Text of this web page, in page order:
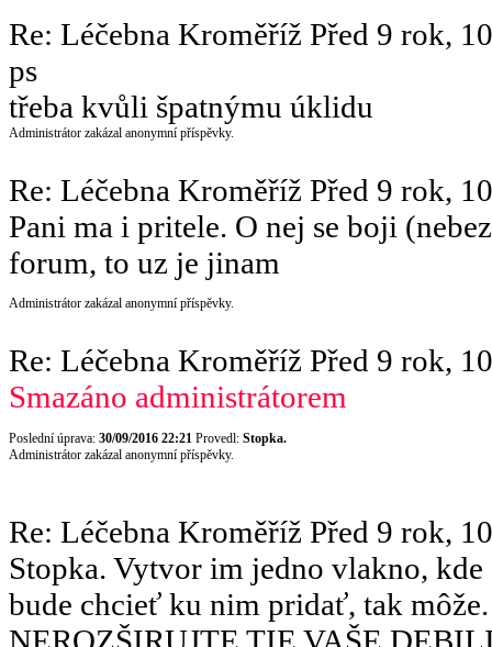
Re: Léčebna Kroměříž Před 9 rok,
ps
třeba kvůli špatnýmu úklidu
Administrátor zakázal anonymní příspěvky.
Re: Léčebna Kroměříž Před 9 rok,
Pani ma i pritele. O nej se boji
forum, to uz je jinam
Administrátor zakázal anonymní příspěvky.
Re: Léčebna Kroměříž Před 9 rok,
Smazáno administrátorem
Poslední úprava: 30/09/2016 22:21 Provedl: Stopka.
Administrátor zakázal anonymní příspěvky.
Re: Léčebna Kroměříž Před 9 rok,
Stopka. Vytvor im jedno vlakno,
bude chcieť ku nim pridať, tak